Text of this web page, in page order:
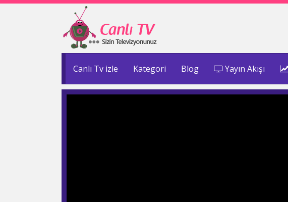
Canlı Tv izle Kategori Blog Yayın Akışı